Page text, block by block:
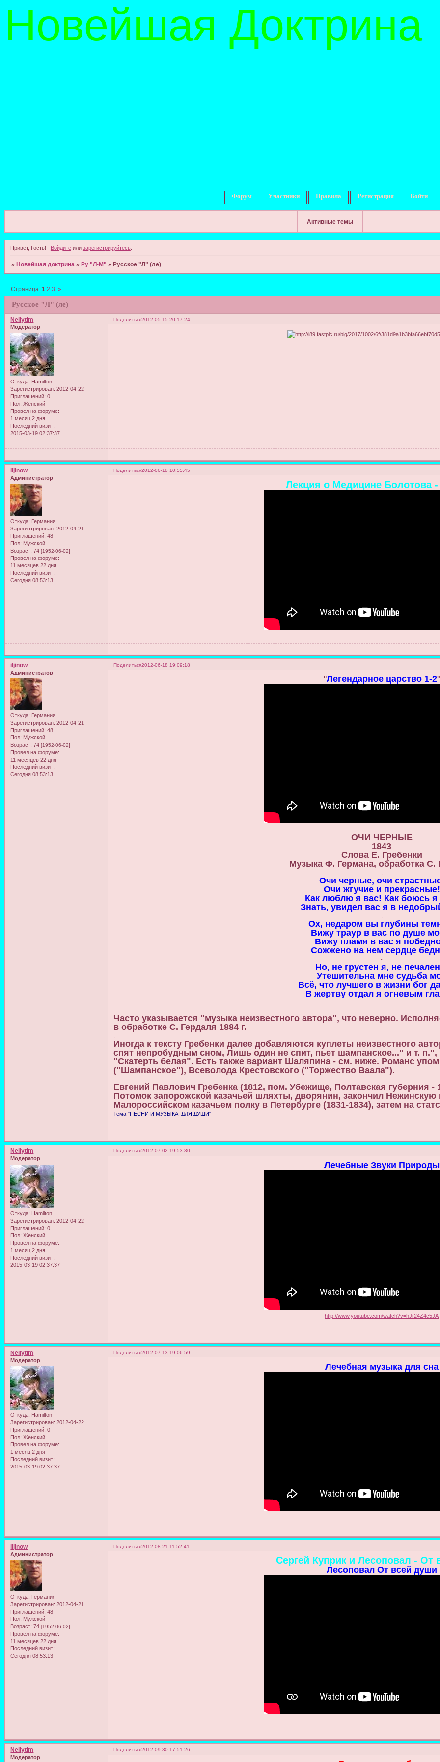
Новейшая Доктрина
Форум Участники Правила Регистрация Войти
Активные темы
Привет, Гость! Войдитеили зарегистрируйтесь.
» Новейшая доктрина » Ру "Л-М" » Русское "Л" (ле)
Русское "Л" (ле)
Страница: 1 2 3 »
Поделиться2012-05-15 20:17:24
Nellytim
Модератор
Откуда: Hamilton
Зарегистрирован: 2012-04-22
Приглашений: 0
Пол: Женский
Провел на форуме:
1 месяц 2 дня
Последний визит:
2015-03-19 02:37:37
Поделиться2012-06-18 10:55:45
iljinow
Администратор
Откуда: Германия
Зарегистрирован: 2012-04-21
Приглашений: 48
Пол: Мужской
Возраст: 74[1952-06-02]
Провел на форуме:
11 месяцев 22 дня
Последний визит:
Сегодня 08:53:13
Лекция о Медицине Болотова -
Поделиться2012-06-18 19:09:18
iljinow
Администратор
Откуда: Германия
Зарегистрирован: 2012-04-21
Приглашений: 48
Пол: Мужской
Возраст: 74[1952-06-02]
Провел на форуме:
11 месяцев 22 дня
Последний визит:
Сегодня 08:53:13
"Легендарное царство 1-2"
ОЧИ ЧЕРНЫЕ
1843
Слова Е. Гребенки
Музыка Ф. Германа, обработка С.
Очи черные, очи
Очи жгучие и прекрасные!
Как люблю я вас! Как боюсь я
Знать, увидел вас я в
Ох, недаром вы глубины
Вижу траур в вас по душе
Вижу пламя в вас я
Сожжено на нем сердце
-
Но, не грустен я, не
Утешительна мне судьба
Всё, что лучшего в жизни бог
В жертву отдал я огневым
Часто указывается "музыка неизвестного автора", что неверно.
в обработке С. Гердаля 1884 г.
Иногда к тексту Гребенки далее добавляются куплеты неизвестного
спят непробудным сном, Лишь один не спит, пьет шампанское..." и т.
"Скатерть белая". Есть также вариант Шаляпина - см. ниже. Романс
("Шампанское"), Всеволода Крестовского ("Торжество Ваала").
Евгений Павлович Гребенка (1812, пом. Убежище, Полтавская губерния -
Потомок запорожской казачьей шляхты, дворянин, закончил
Малороссийском казачьем полку в Петербурге (1831-1834), затем на
Тема "ПЕСНИ И МУЗЫКА ДЛЯ ДУШИ"
Поделиться2012-07-02 19:53:30
Nellytim
Модератор
Откуда: Hamilton
Зарегистрирован: 2012-04-22
Приглашений: 0
Пол: Женский
Провел на форуме:
1 месяц 2 дня
Последний визит:
2015-03-19 02:37:37
Лечебные Звуки Природы
http://www.youtube.com/watch?v=hJr24Z4c5JA
Поделиться2012-07-13 19:06:59
Nellytim
Модератор
Откуда: Hamilton
Зарегистрирован: 2012-04-22
Приглашений: 0
Пол: Женский
Провел на форуме:
1 месяц 2 дня
Последний визит:
2015-03-19 02:37:37
Лечебная музыка для сна
Поделиться2012-08-21 11:52:41
iljinow
Администратор
Откуда: Германия
Зарегистрирован: 2012-04-21
Приглашений: 48
Пол: Мужской
Возраст: 74[1952-06-02]
Провел на форуме:
11 месяцев 22 дня
Последний визит:
Сегодня 08:53:13
Сергей Куприк и Лесоповал - От
Лесоповал От всей души
Поделиться2012-09-30 17:51:26
Nellytim
Модератор